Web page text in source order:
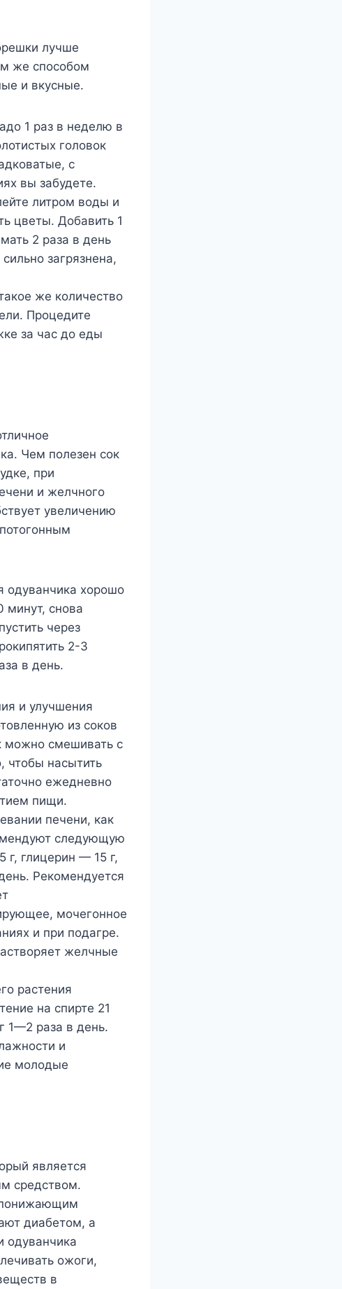
лучше
же способом
и вкусные.
1 раз в неделю в
головок
с
вы забудете.
литром воды и
цветы. Добавить 1
2 раза в день
загрязнена,
же количество
Процедите
за час до еды
Чем полезен сок
при
и желчного
увеличению
одуванчика хорошо
минут, снова
через
2-3
в день.
и улучшения
из соков
можно смешивать с
чтобы насытить
ежедневно
пищи.
печени, как
следующую
г, глицерин — 15 г,
Рекомендуется
мочегонное
и при подагре.
желчные
растения
на спирте 21
1—2 раза в день.
и
молодые
является
средством.
диабетом, а
одуванчика
ожоги,
в